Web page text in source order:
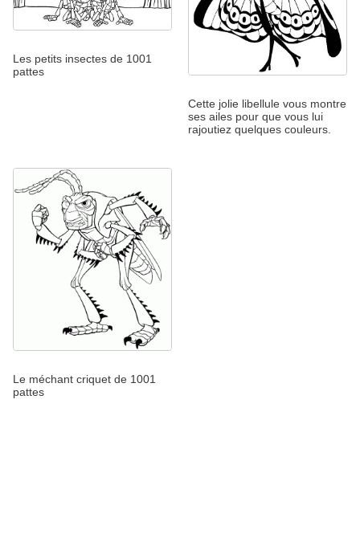
Les petits insectes de 1001
pattes
Cette jolie libellule vous montre
ses ailes pour que vous lui
rajoutiez quelques couleurs.
Le méchant criquet de 1001
pattes